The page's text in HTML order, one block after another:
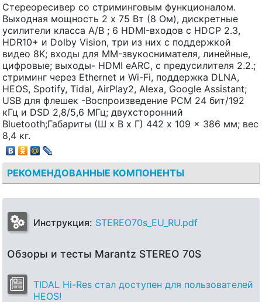
Стереоресивер со стриминговым функционалом.
Выходная мощность 2 х 75 Вт (8 Ом), дискретные
усилители класса A/B ; 6 HDMI-входов с HDCP 2.3,
HDR10+ и Dolby Vision, три из них с поддержкой
видео 8K; входы для MM-звукоснимателя, линейные,
цифровые; выходы- HDMI eARC, с предусилителя 2.2.;
стриминг через Ethernet и Wi-Fi, поддержка DLNA,
HEOS, Spotify, Tidal, AirPlay2, Alexa, Google Assistant;
USB для флешек -Воспроизведение PCM 24 бит/192
кГц и DSD 2,8/5,6 МГц; двухсторонний
Bluetooth;Габариты (Ш х В х Г) 442 x 109 x 386 мм; вес
8,4 кг.
РЕКОМЕНДОВАННЫЕ КОМПОНЕНТЫ
Инструкция: STEREO70s_EU_RU.pdf
Обзоры и тесты Marantz STEREO 70S
TIDAL Hi-Res стал доступен для пользователей
HEOS!